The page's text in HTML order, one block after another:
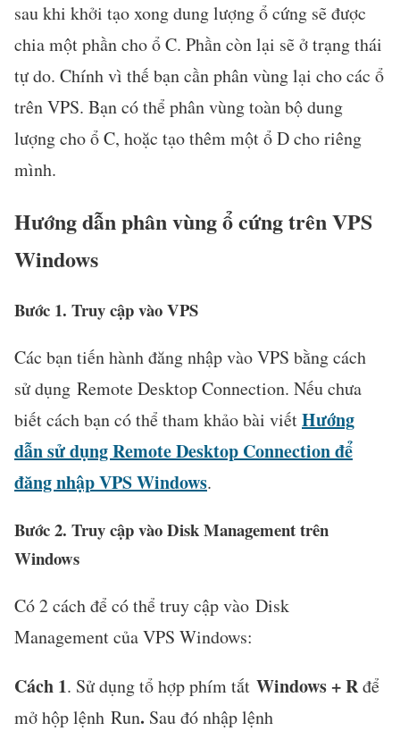
sau khi khởi tạo xong dung lượng ổ cứng sẽ được
chia một phần cho ổ C. Phần còn lại sẽ ở trạng thái
tự do. Chính vì thế bạn cần phân vùng lại cho các ổ
trên VPS. Bạn có thể phân vùng toàn bộ dung
lượng cho ổ C, hoặc tạo thêm một ổ D cho riêng
mình.
Hướng dẫn phân vùng ổ cứng trên VPS
Windows
Bước 1. Truy cập vào VPS
Các bạn tiến hành đăng nhập vào VPS bằng cách
sử dụng Remote Desktop Connection. Nếu chưa
biết cách bạn có thể tham khảo bài viếtHướng
dẫn sử dụng Remote Desktop Connection để
đăng nhập VPS Windows.
Bước 2. Truy cập vào Disk Management trên
Windows
Có 2 cách để có thể truy cập vào Disk
Management của VPS Windows:
Cách 1. Sử dụng tổ hợp phím tắt Windows + Rđể
mở hộp lệnh Run. Sau đó nhập lệnh